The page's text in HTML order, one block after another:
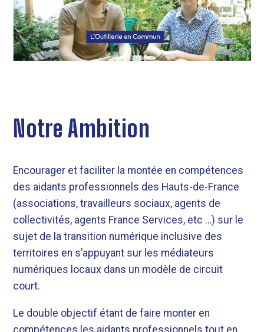
Notre Ambition
Encourager et faciliter la montée en compétences
des aidants professionnels des Hauts-de-France
(associations, travailleurs sociaux, agents de
collectivités, agents France Services, etc …) sur le
sujet de la transition numérique inclusive des
territoires en s’appuyant sur les médiateurs
numériques locaux dans un modèle de circuit
court.
Le double objectif étant de faire monter en
compétences les aidants professionnels tout en